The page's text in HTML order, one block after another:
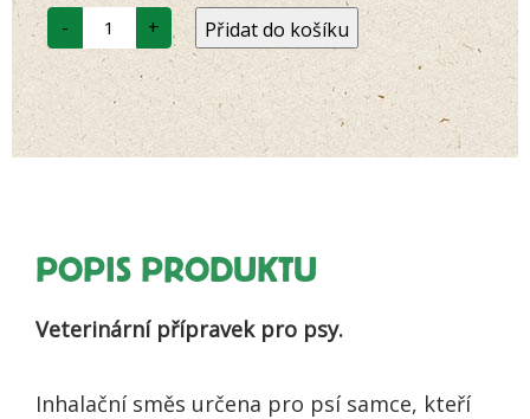
hodnocení
zákazníků
- LÁSKA
Při
agresivitě
a
nadměrné
dominanci
pro
+ Přidat do košíku
POPIS PRODUKTU
Veterinární přípravek pro psy.
Inhalační směs určena pro psí samce, kteří